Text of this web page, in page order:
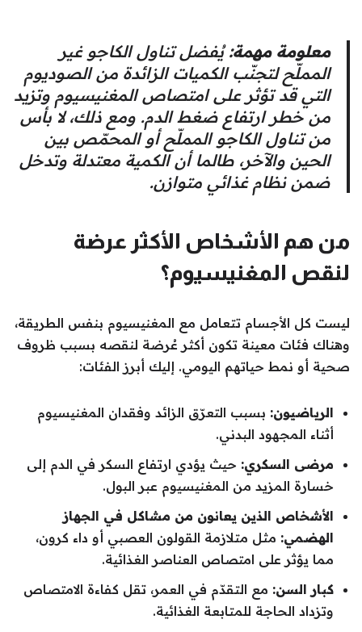
معلومة مهمة:يُفضل تناول الكاجو غير
المملّح لتجنّب الكميات الزائدة من الصوديوم
التي قد تؤثر على امتصاص المغنيسيوم وتزيد
من خطر ارتفاع ضغط الدم. ومع ذلك، لا بأس
من تناول الكاجو المملّح أو المحمّص بين
الحين والآخر، طالما أن الكمية معتدلة وتدخل
ضمن نظام غذائي متوازن.
من هم الأشخاص الأكثر عرضة
لنقص المغنيسيوم؟
ليست كل الأجسام تتعامل مع المغنيسيوم بنفس الطريقة،
وهناك فئات معينة تكون أكثر عُرضة لنقصه بسبب ظروف
صحية أو نمط حياتهم اليومي. إليك أبرز الفئات:
الرياضيون: بسبب التعرّق الزائد وفقدان المغنيسيوم
أثناء المجهود البدني.
مرضى السكري: حيث يؤدي ارتفاع السكر في الدم إلى
خسارة المزيد من المغنيسيوم عبر البول.
الأشخاص الذين يعانون من مشاكل في الجهاز
الهضمي: مثل متلازمة القولون العصبي أو داء كرون،
مما يؤثر على امتصاص العناصر الغذائية.
كبار السن: مع التقدّم في العمر، تقل كفاءة الامتصاص
وتزداد الحاجة للمتابعة الغذائية.